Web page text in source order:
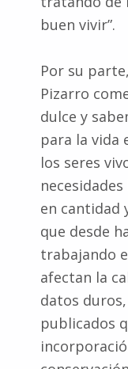
buen vivir”.
Por su
Pizarro
dulce y
para la vida
los seres
en cantidad
que desde
trabajando
afectan la
datos
publicados